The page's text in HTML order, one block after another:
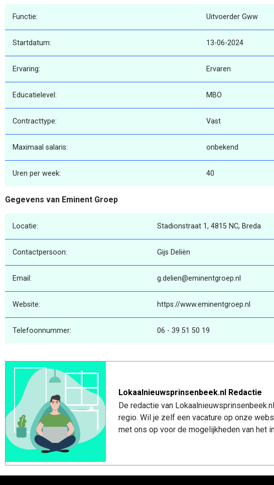
Functie: Uitvoerder Gww
Startdatum: 13-06-2024
Ervaring: Ervaren
Educatielevel: MBO
Contracttype: Vast
Maximaal salaris: onbekend
Uren per week: 40
Gegevens van Eminent Groep
Locatie: Stadionstraat 1, 4815 NC, Breda
Contactpersoon: Gijs Deliën
Email: g.delien@eminentgroep.nl
Website: https://www.eminentgroep.nl
Telefoonnummer: 06 - 39 51 50 19
Lokaalnieuwsprinsenbeek.nl Redactie
De redactie van
regio. Wil je zelf een vacature op onze
met ons op voor de mogelijkheden van het